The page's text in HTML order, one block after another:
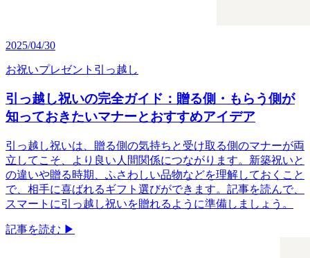
2025/04/30
お祝いプレゼント 引っ越し
引っ越し祝いの完全ガイド：贈る側・もらう側が
知っておきたいマナーとおすすめアイデア
引っ越し祝いは、贈る側の気持ちと受け取る側のマナーが両
立してこそ、より良い人間関係につながります。新築祝いと
の違いや贈る時期、ふさわしい品物などを理解しておくこと
で、相手に喜ばれるギフト選びができます。記事を読んで、
スマートに引っ越し祝いを贈れるように準備しましょう。
記事を読む ▶